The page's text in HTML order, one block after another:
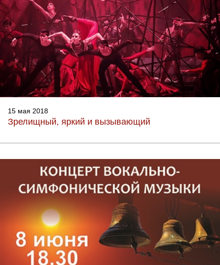
15 мая 2018
Зрелищный, яркий и вызывающий